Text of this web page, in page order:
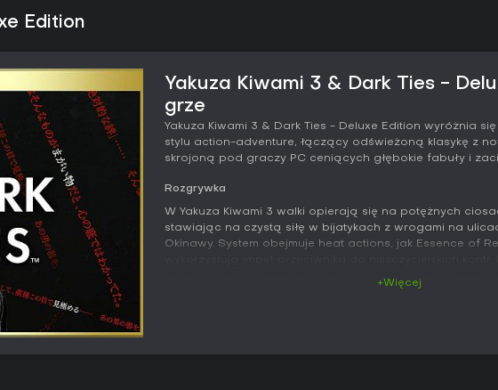
Edition
Yakuza Kiwami 3 & Dark Ties -
grze
Yakuza Kiwami 3 & Dark Ties - Deluxe Edition wyróżnia
stylu action-adventure, łączący odświeżoną klasykę z
skrojoną pod graczy PC ceniących głębokie fabuły i
Rozgrywka
W Yakuza Kiwami 3 walki opierają się na potężnych
stawiając na czystą siłę w bijatykach z wrogami na
Okinawy. System obejmuje heat actions, jak Essence of
podkręcając napięcie w dramatycznych momentach.
wpływające na zabójcze ataki bossów oraz statusy,
+Więcej